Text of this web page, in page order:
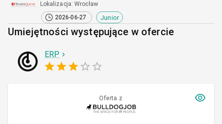
Lokalizacja:Wrocław
2026-06-27
Junior
Umiejętności występujące w ofercie
ERP
Oferta z